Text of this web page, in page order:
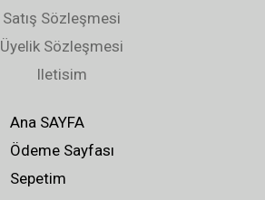
Satış Sözleşmesi
Üyelik Sözleşmesi
Iletisim
Ana SAYFA
Ödeme Sayfası
Sepetim